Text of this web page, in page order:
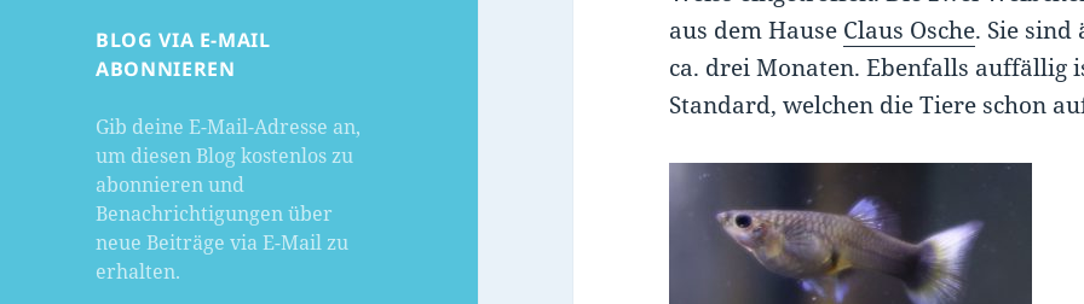
BLOG VIA E-MAIL
ABONNIEREN
Gib deine E-Mail-Adresse an,
um diesen Blog kostenlos zu
abonnieren und
Benachrichtigungen über
neue Beiträge via E-Mail zu
erhalten.
aus dem Hause Claus Osche. Sie
ca. drei Monaten. Ebenfalls auffällig
Standard, welchen die Tiere schon